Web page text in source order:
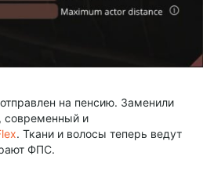
на пенсию. Заменили
современный и
. Ткани и волосы теперь ведут
ФПС.